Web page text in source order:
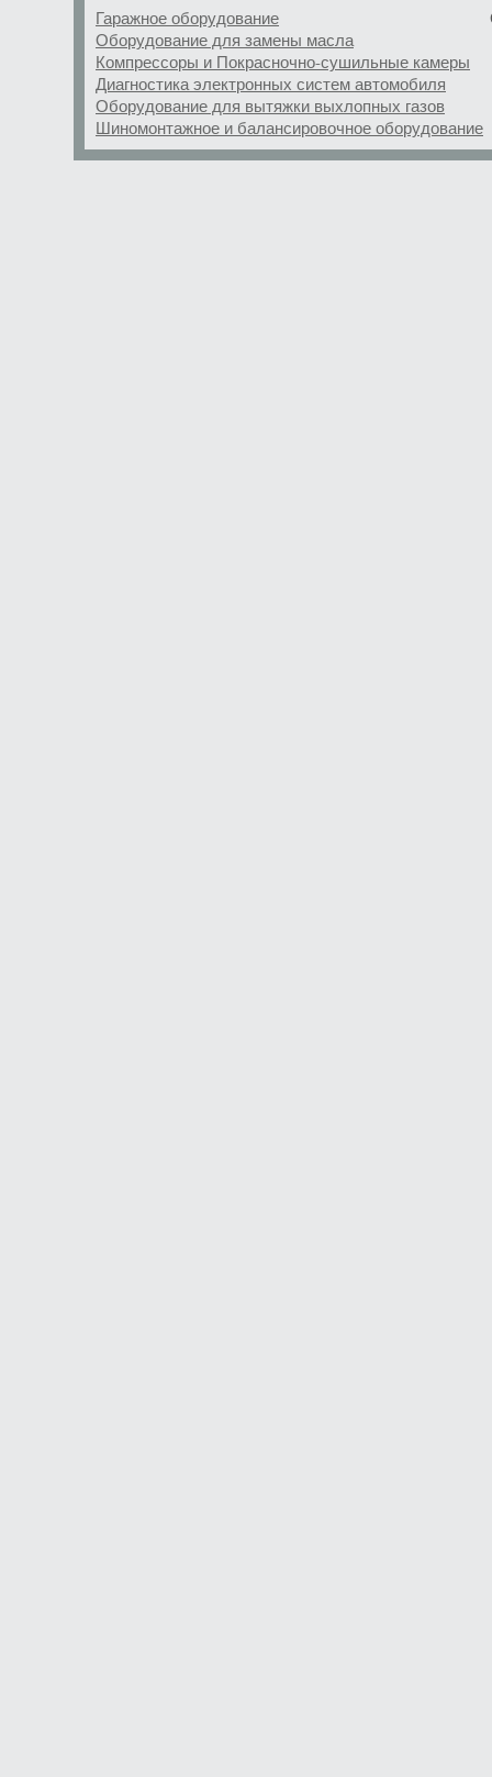
Гаражное оборудование
Оборудование для замены масла
Компрессоры и Покрасночно-сушильные камеры
Диагностика электронных систем автомобиля
Оборудование для вытяжки выхлопных газов
Шиномонтажное и балансировочное оборудование